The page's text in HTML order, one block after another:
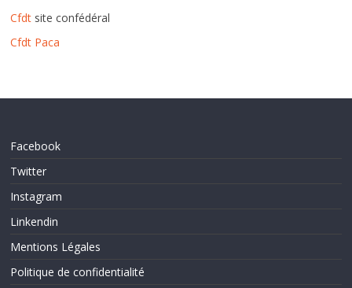
Cfdt site confédéral
Cfdt Paca
Facebook
Twitter
Instagram
Linkendin
Mentions Légales
Politique de confidentialité